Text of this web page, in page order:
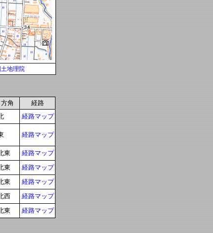
土地理院
方角
経路
経路マップ
経路マップ
東
経路マップ
東
経路マップ
東
経路マップ
西
経路マップ
東 経路マップ